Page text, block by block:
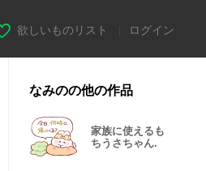
欲しいものリスト ログイン
なみのの他の作品
家族に使えるも
ちうさちゃん.